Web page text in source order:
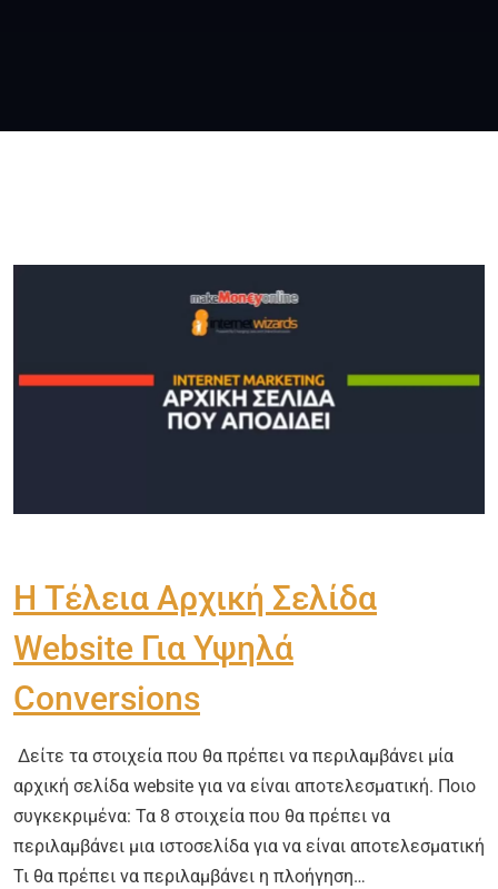
Η Τέλεια Αρχική Σελίδα
Website Για Υψηλά
Conversions
Δείτε τα στοιχεία που θα πρέπει να περιλαμβάνει μία
αρχική σελίδα website για να είναι αποτελεσματική. Ποιο
συγκεκριμένα: Τα 8 στοιχεία που θα πρέπει να
περιλαμβάνει μια ιστοσελίδα για να είναι αποτελεσματική
Τι θα πρέπει να περιλαμβάνει η πλοήγηση…